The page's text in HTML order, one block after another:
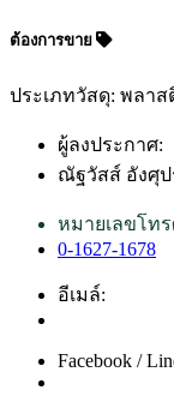
ต้องการขาย
ประเภทวัสดุ: พลาส
ผู้ลงประกาศ:
ณัฐวัสส์ อังศุป
หมายเลขโท
0-1627-1678
อีเมล์:
Facebook /